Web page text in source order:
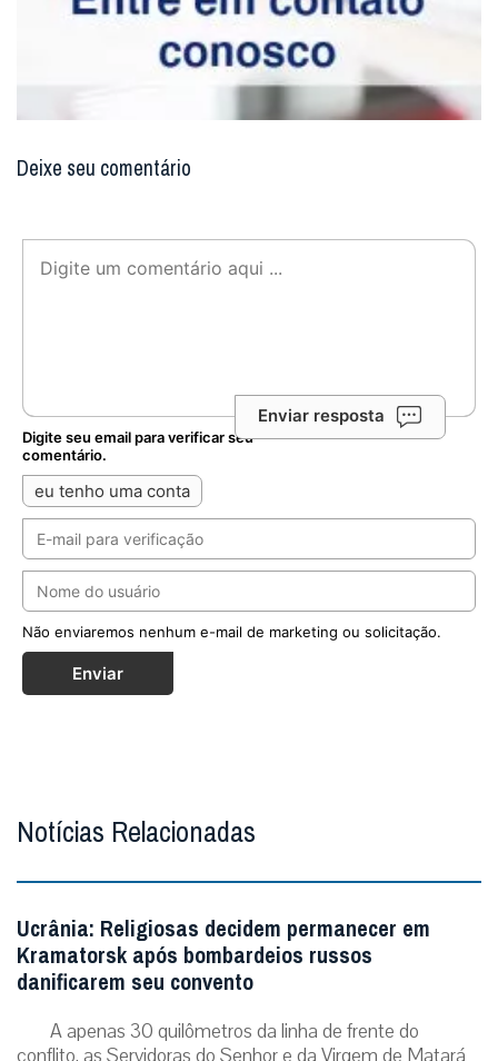
Deixe seu comentário
Enviar resposta
Digite seu email para verificar seu
comentário.
eu tenho uma conta
Não enviaremos nenhum e-mail de marketing ou solicitação.
Enviar
Notícias Relacionadas
Ucrânia: Religiosas decidem permanecer em
Kramatorsk após bombardeios russos
danificarem seu convento
A apenas 30 quilômetros da linha de frente do
conflito, as Servidoras do Senhor e da Virgem de Matará